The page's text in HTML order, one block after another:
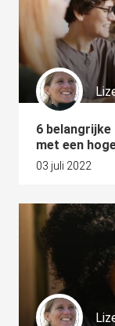
6
met een
03 juli 2022